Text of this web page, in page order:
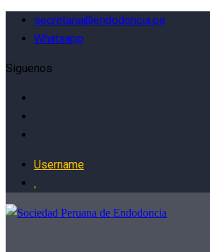
secretaria@endodoncia.pe
Whatsapp
Siguenos
Username
.